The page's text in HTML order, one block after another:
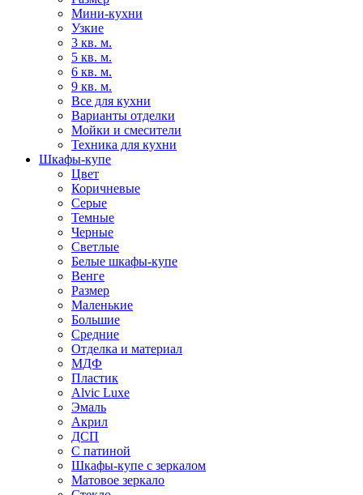
Мини-кухни
Узкие
3 кв. м.
5 кв. м.
6 кв. м.
9 кв. м.
Все для кухни
Варианты отделки
Мойки и смесители
Техника для кухни
Шкафы-купе
Цвет
Коричневые
Серые
Темные
Черные
Светлые
Белые шкафы-купе
Венге
Размер
Маленькие
Большие
Средние
Отделка и материал
МДФ
Пластик
Alvic Luxe
Эмаль
Акрил
ДСП
С патиной
Шкафы-купе с зеркалом
Матовое зеркало